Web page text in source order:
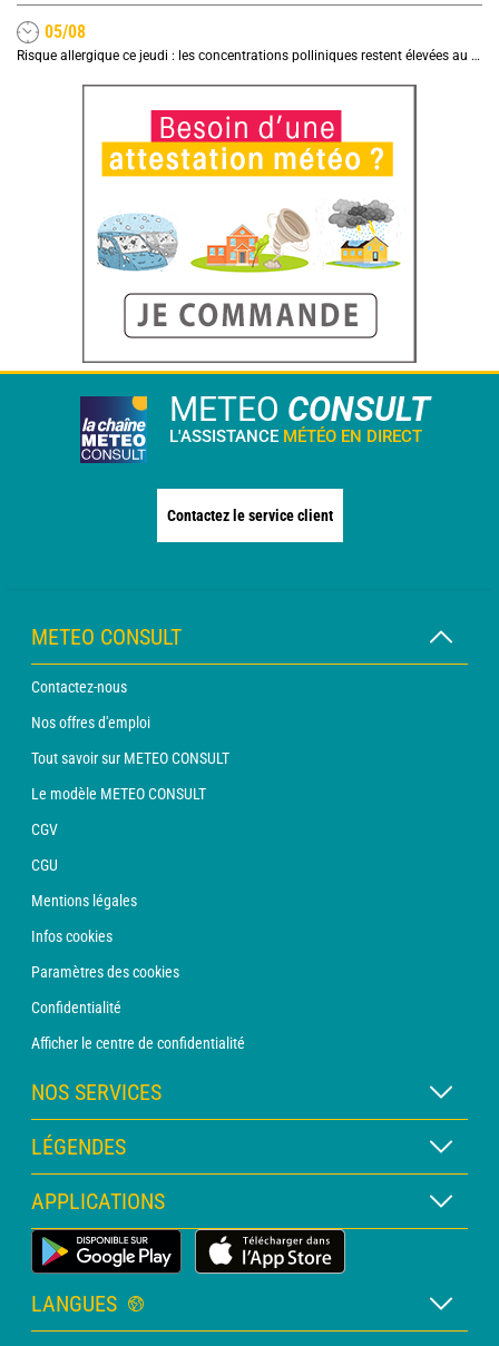
05/08
Risque allergique ce jeudi : les concentrations polliniques restent élevées au nord
METEO CONSULT
L'ASSISTANCE MÉTÉO EN DIRECT
Contactez le service client
METEO CONSULT
Contactez-nous
Nos offres d'emploi
Tout savoir sur METEO CONSULT
Le modèle METEO CONSULT
CGV
CGU
Mentions légales
Infos cookies
Paramètres des cookies
Confidentialité
Afficher le centre de confidentialité
NOS SERVICES
Abonnement METEO Xpert
Abonnement METEO PRO
Consultation avec un prévisionniste
Bulletin PRO
LÉGENDES
Légende des cartes
Légende des pictogrammes
Glossaire
APPLICATIONS
Application Météo Terrestre
LANGUES